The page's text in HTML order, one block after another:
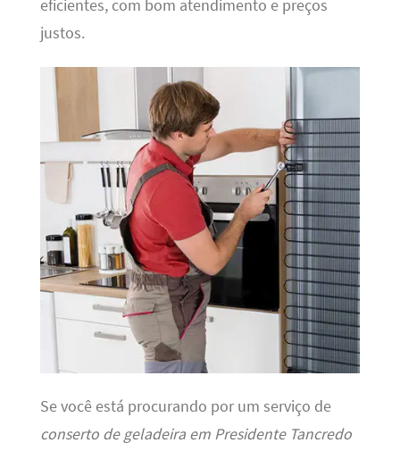
eficientes, com bom atendimento e preços
justos.
Se você está procurando por um serviço de
conserto de geladeira em Presidente Tancredo